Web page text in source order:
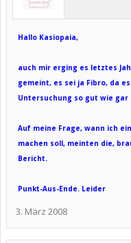
Hallo Kasiopaia,
auch mir erging es letztes
gemeint, es sei ja Fibro, da
Untersuchung so gut wie gar
Auf meine Frage, wann ich
machen soll, meinten die,
Bericht.
Punkt-Aus-Ende. Leider
3. März 2008